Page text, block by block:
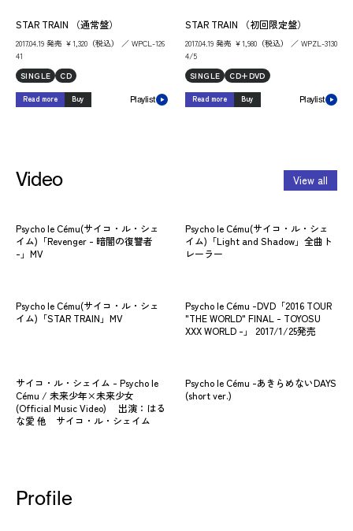
STAR TRAIN （通常盤）
2017.04.19 発売 ￥1,320（税込） ／ WPCL-126
41
SINGLE
CD
Read more Buy Playlist
STAR TRAIN （初回限定盤）
2017.04.19 発売 ￥1,980（税込） ／ WPZL-3130
4/5
SINGLE
CD+DVD
Read more Buy Playlist
Video View all
Psycho le Cému(サイコ・ル・シェ
イム)「Revenger - 暗闇の復讐者
-」MV
Psycho le Cému(サイコ・ル・シェ
イム)「Light and Shadow」全曲ト
レーラー
Psycho le Cému(サイコ・ル・シェ
イム)「STAR TRAIN」MV
Psycho le Cému -DVD「2016 TOUR
"THE WORLD" FINAL - TOYOSU
XXX WORLD -」 2017/1/25発売
サイコ・ル・シェイム - Psycho le
Cému / 未来少年×未来少女
(Official Music Video) 出演：はる
な愛 他 サイコ・ル・シェイム
Psycho le Cému -あきらめないDAYS
(short ver.)
Profile